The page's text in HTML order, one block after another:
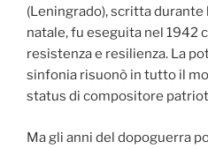
(Leningrado), scritta durante
natale, fu eseguita nel 1942
resistenza e resilienza. La
sinfonia risuonò in tutto il
status di compositore
Ma gli anni del dopoguerra